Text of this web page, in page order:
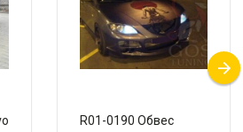
R01-0190 Обвес